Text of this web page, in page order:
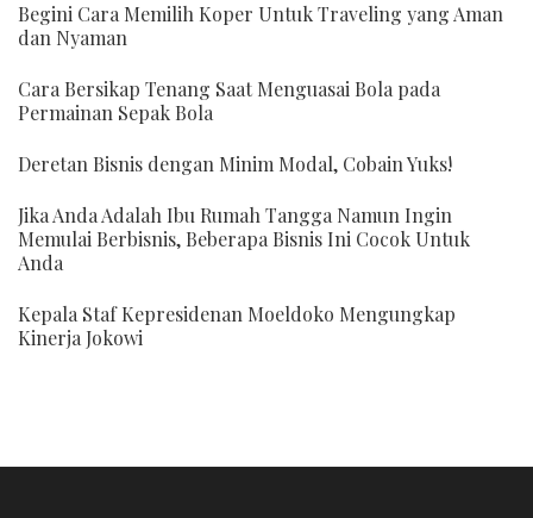
Begini Cara Memilih Koper Untuk Traveling yang Aman
dan Nyaman
Cara Bersikap Tenang Saat Menguasai Bola pada
Permainan Sepak Bola
Deretan Bisnis dengan Minim Modal, Cobain Yuks!
Jika Anda Adalah Ibu Rumah Tangga Namun Ingin
Memulai Berbisnis, Beberapa Bisnis Ini Cocok Untuk
Anda
Kepala Staf Kepresidenan Moeldoko Mengungkap
Kinerja Jokowi